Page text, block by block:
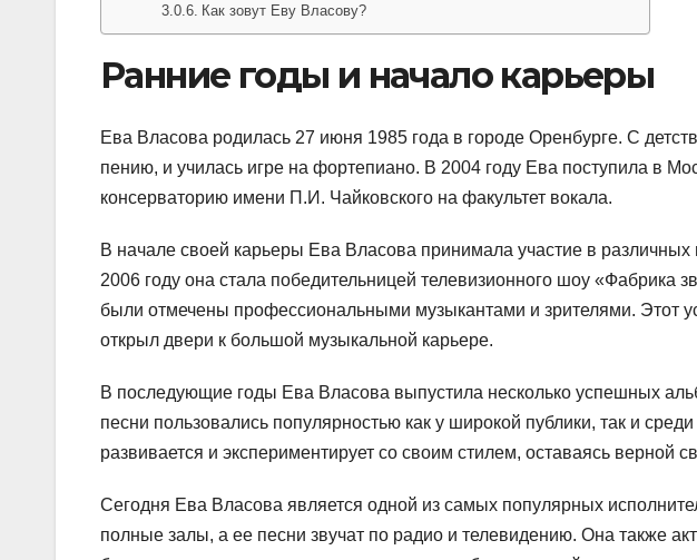
Как зовут Еву Власову?
Ранние годы и начало карьеры
Ева Власова родилась 27 июня 1985 года в городе Оренбурге. С
пению, и училась игре на фортепиано. В 2004 году Ева поступила в
консерваторию имени П.И. Чайковского на факультет вокала.
В начале своей карьеры Ева Власова принимала участие в
2006 году она стала победительницей телевизионного шоу «Фабрика
были отмечены профессиональными музыкантами и зрителями. Этот
открыл двери к большой музыкальной карьере.
В последующие годы Ева Власова выпустила несколько успешных
песни пользовались популярностью как у широкой публики, так и
развивается и экспериментирует со своим стилем, оставаясь верной
Сегодня Ева Власова является одной из самых популярных
полные залы, а ее песни звучат по радио и телевидению. Она также